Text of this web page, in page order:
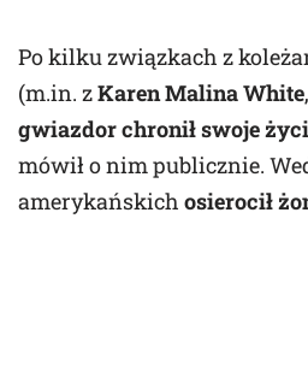
Po kilku związkach z
(m.in. zKaren Malina White
gwiazdor chronił swoje
mówił o nim publicznie.
amerykańskich osierocił